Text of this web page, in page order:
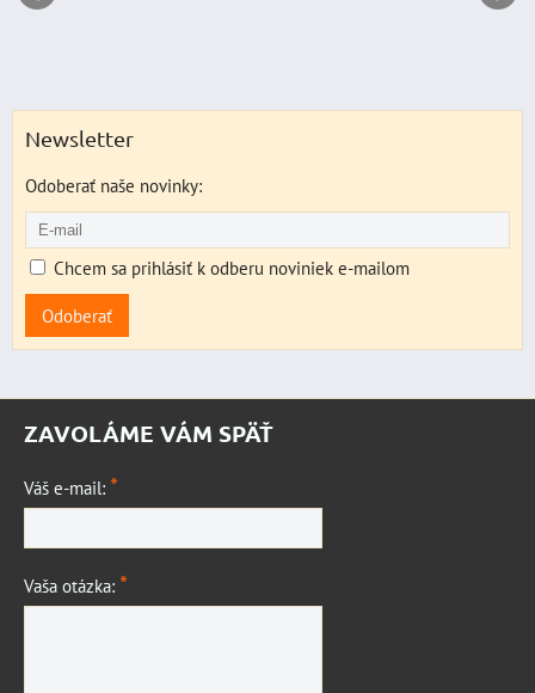
Newsletter
Odoberať naše novinky:
Chcem sa prihlásiť k odberu noviniek e-mailom
Odoberať
ZAVOLÁME VÁM SPÄŤ
Váš e-mail: *
Vaša otázka: *